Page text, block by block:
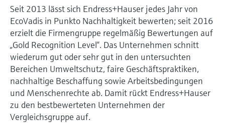
Seit 2013 lässt sich Endress+Hauser jedes Jahr von
EcoVadis in Punkto Nachhaltigkeit bewerten; seit 2016
erzielt die Firmengruppe regelmäßig Bewertungen auf
„Gold Recognition Level“. Das Unternehmen schnitt
wiederum gut oder sehr gut in den untersuchten
Bereichen Umweltschutz, faire Geschäftspraktiken,
nachhaltige Beschaffung sowie Arbeitsbedingungen
und Menschenrechte ab. Damit rückt Endress+Hauser
zu den bestbewerteten Unternehmen der
Vergleichsgruppe auf.